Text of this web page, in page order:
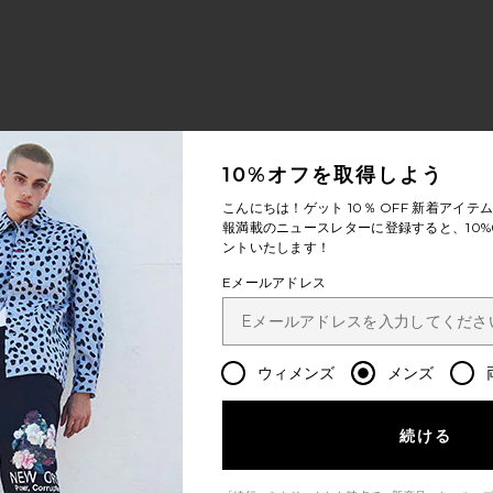
10%オフを取得しよう
こんにちは！ゲット 10％ OFF 新着アイテ
報満載のニュースレターに登録すると、
ントいたします！
Eメールアドレス
ウィメンズ メンズ
続ける